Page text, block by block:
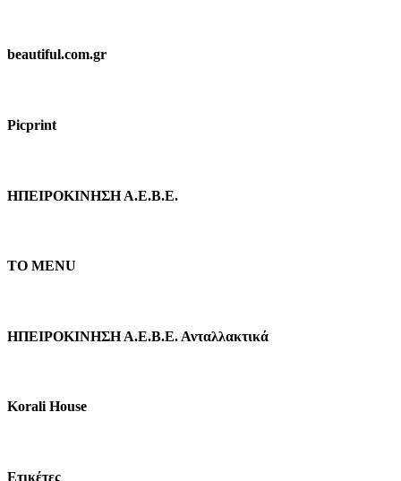
beautiful.com.gr
Picprint
ΗΠΕΙΡΟΚΙΝΗΣΗ Α.Ε.Β.Ε.
TO MENU
ΗΠΕΙΡΟΚΙΝΗΣΗ Α.Ε.Β.Ε. Ανταλλακτικά
Κorali Ηouse
Ετικέτες